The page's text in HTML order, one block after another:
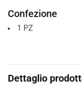
Confezione
1 PZ
Dettaglio